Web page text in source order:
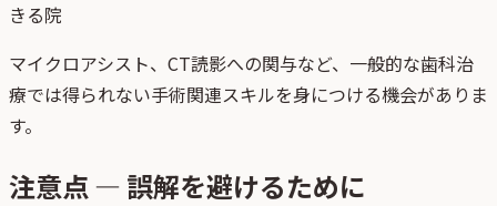
きる院
マイクロアシスト、CT読影への関与など、一般的な歯科治
療では得られない手術関連スキルを身につける機会がありま
す。
注意点 — 誤解を避けるために